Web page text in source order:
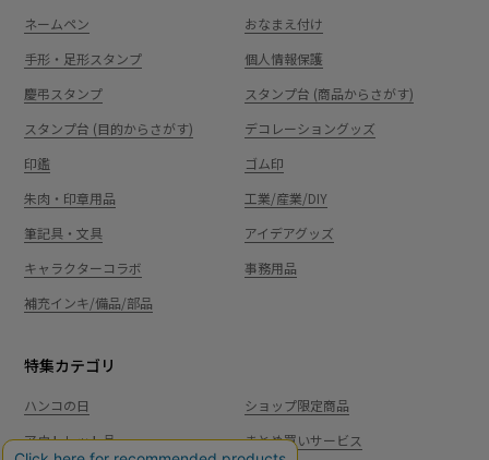
ネームペン
おなまえ付け
手形・足形スタンプ
個人情報保護
慶弔スタンプ
スタンプ台 (商品からさがす)
スタンプ台 (目的からさがす)
デコレーショングッズ
印鑑
ゴム印
朱肉・印章用品
工業/産業/DIY
筆記具・文具
アイデアグッズ
キャラクターコラボ
事務用品
補充インキ/備品/部品
特集カテゴリ
ハンコの日
ショップ限定商品
アウトレット品
まとめ買いサービス